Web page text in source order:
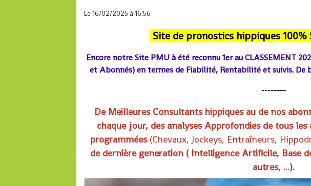
Le 16/02/2025à 16:56
Site de pronostics hippiques
Encore notre Site PMU àété reconnu 1er au CLASSEMENT
et Abonnés) en termes de Fiabilité, Rentabilité et suivis. De
--------
De Meilleures Consultants hippiques au de nos
chaque jour, des analyses Approfondies de tous
programmées (Chevaux, Jockeys, Entraîneurs,
de dernière generation ( Intelligence Artificile, Base
autres, ...).